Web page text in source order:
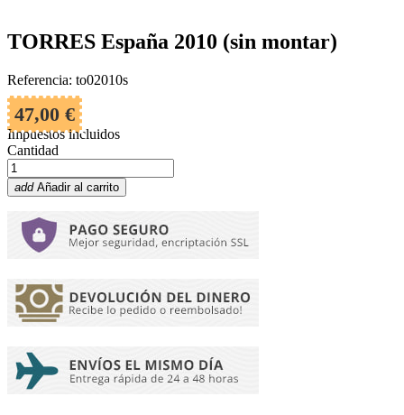
TORRES España 2010 (sin montar)
Referencia: to02010s
47,00 €
Impuestos incluidos
Cantidad
add Añadir al carrito